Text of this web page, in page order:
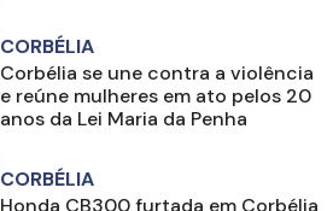
CORBÉLIA
Corbélia se une contra a violência
e reúne mulheres em ato pelos 20
anos da Lei Maria da Penha
CORBÉLIA
Honda CB300 furtada em Corbélia